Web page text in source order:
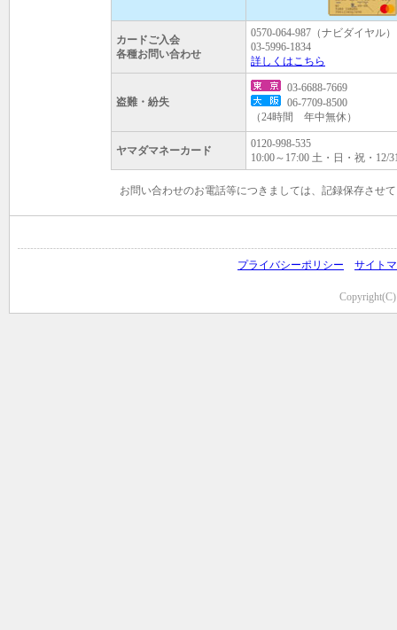
カードご入会
各種お問い合わせ
0570-064-987（ナビダイヤル）
03-5996-1834
詳しくはこちら
盗難・紛失
03-6688-7669
06-7709-8500
（24時間 年中無休）
ヤマダマネーカード
0120-998-535
10:00～17:00 土・日・祝・12/
お問い合わせのお電話等につきましては、記録保存させ
プライバシーポリシー サイト